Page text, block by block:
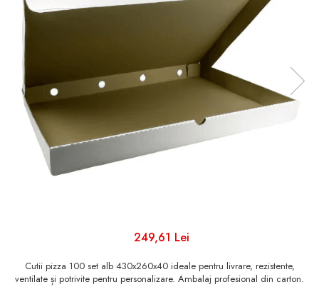
Tavite Carton Ondulat
Cutii Clasice/ Transport/
Depozitare
Cutii Clasice CO3 (BAX)
Cutii Clasice CO5 (BAX)
Cutii Cofetarie/ Patiserie
Cutii Prajituri Blank
Cutii Prajituri cu Display
Cutii Fast Food
Sacose Cadouri
Sacose Hartie
Sacose Plastic
249,61 Lei
Cutii pizza 100 set alb 430x260x40 ideale pentru livrare, rezistente,
ventilate și potrivite pentru personalizare. Ambalaj profesional din carton.